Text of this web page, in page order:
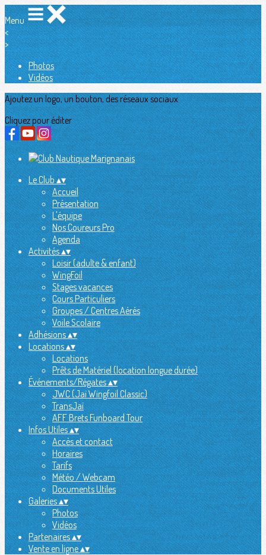
Menu
<
>
Photos
Vidéos
Ajoutez un logo, un bouton, des réseaux sociaux
Cliquez pour éditer
Le Club▴▾
Accueil
Présentation
L'équipe
Nos Coureurs Pro
Agenda
Activités▴▾
Loisir (adulte & enfant)
WingFoil
Stages vacances
Cours Particuliers
Groupes / Centres Aérés
Voile Scolaire
Adhésions▴▾
Locations▴▾
Locations
Prêts de Matériel (location longue durée)
Événements/Régates▴▾
JWC (Jaï Wingfoil Classic)
TransJaï
AFF Brets Funboard Tour
Infos Utiles▴▾
Accès et contact
Horaires
Tarifs
Météo / Webcam
Documents Utiles
Galeries▴▾
Photos
Vidéos
Partenaires▴▾
Vente en ligne▴▾